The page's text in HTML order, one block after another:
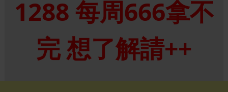
1288 每周666拿不
完 想了解請++